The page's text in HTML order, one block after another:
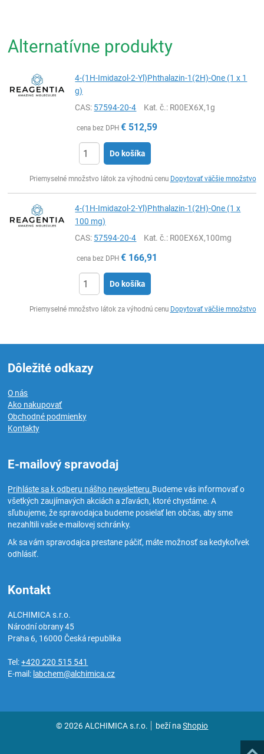
Alternatívne produkty
4-(1H-Imidazol-2-Yl)Phthalazin-1(2H)-One (1 x 1
g)
CAS: 57594-20-4 Kat. č.: R00EX6X,1g
cena bez DPH € 512,59
Do košíka
Priemyselné množstvo látok za výhodnú cenu Dopytovať väčšie množstvo
4-(1H-Imidazol-2-Yl)Phthalazin-1(2H)-One (1 x
100 mg)
CAS: 57594-20-4 Kat. č.: R00EX6X,100mg
cena bez DPH € 166,91
Do košíka
Priemyselné množstvo látok za výhodnú cenu Dopytovať väčšie množstvo
Dôležité odkazy
O nás
Ako nakupovať
Obchodné podmienky
Kontakty
E-mailový spravodaj
Prihláste sa k odberu nášho newsletteru.Budeme vás informovať o
všetkých zaujímavých akciách a zľavách, ktoré chystáme. A
sľubujeme, že spravodajca budeme posielať len občas, aby sme
nezahltili vaše e-mailovej schránky.
Ak sa vám spravodajca prestane páčiť, máte možnosť sa kedykoľvek
odhlásiť.
Kontakt
ALCHIMICA s.r.o.
Národní obrany 45
Praha 6, 16000Česká republika
Tel:+420 220 515 541
E-mail: labchem@alchimica.cz
© 2026 ALCHIMICA s.r.o. beží naShopio
Hore